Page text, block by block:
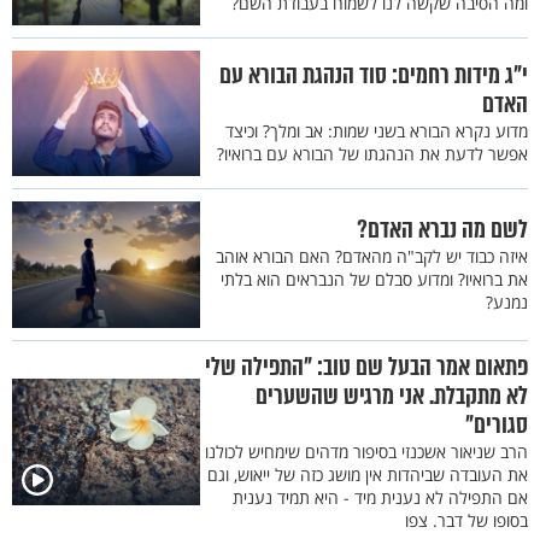
י"ג מידות רחמים: סוד הנהגת הבורא עם
האדם
מדוע נקרא הבורא בשני שמות: אב ומלך? וכיצד
אפשר לדעת את הנהגתו של הבורא עם ברואיו?
לשם מה נברא האדם?
איזה כבוד יש לקב"ה מהאדם? האם הבורא אוהב
את ברואיו? ומדוע סבלם של הנבראים הוא בלתי
נמנע?
פתאום אמר הבעל שם טוב: "התפילה שלי
לא מתקבלת. אני מרגיש שהשערים
סגורים"
הרב שניאור אשכנזי בסיפור מדהים שימחיש לכולנו
את העובדה שביהדות אין מושג כזה של ייאוש, וגם
אם התפילה לא נענית מיד - היא תמיד נענית
בסופו של דבר. צפו